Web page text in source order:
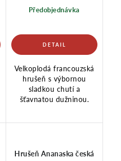
Předobjednávka
Velkoplodá francouzská
hrušeň s výbornou
sladkou chutí a
šťavnatou dužninou.
Hrušeň Ananaska česká